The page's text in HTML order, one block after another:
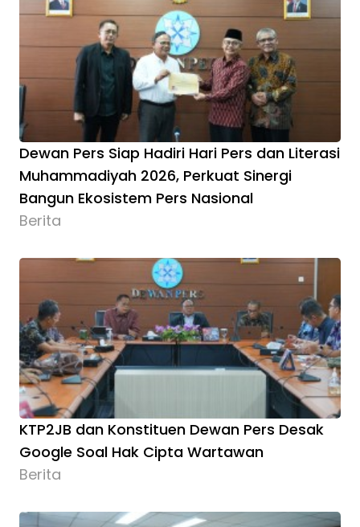
Dewan Pers Siap Hadiri Hari Pers dan Literasi
Muhammadiyah 2026, Perkuat Sinergi
Bangun Ekosistem Pers Nasional
Berita
KTP2JB dan Konstituen Dewan Pers Desak
Google Soal Hak Cipta Wartawan
Berita